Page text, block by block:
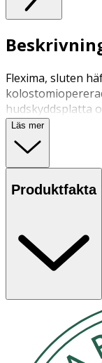
Flexima, sluten
hudskyddsplatta
Läs mer
Produktfakta